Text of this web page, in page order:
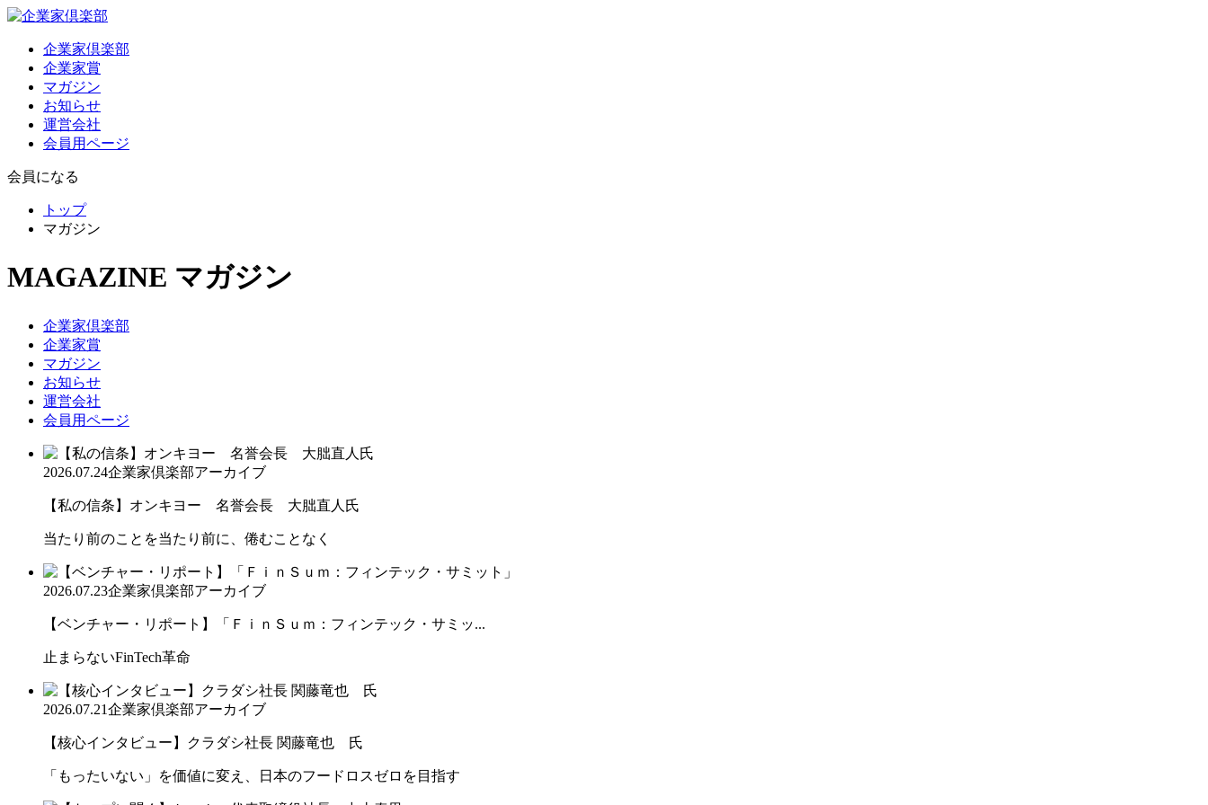
企業家倶楽部
企業家賞
マガジン
お知らせ
運営会社
会員用ページ
会員になる
トップ
マガジン
MAGAZINE マガジン
企業家倶楽部
企業家賞
マガジン
お知らせ
運営会社
会員用ページ
2026.07.24企業家倶楽部アーカイブ
【私の信条】オンキヨー 名誉会長 大朏直人氏
当たり前のことを当たり前に、倦むことなく
2026.07.23企業家倶楽部アーカイブ
【ベンチャー・リポート】「ＦｉｎＳｕｍ：フィンテック・サミッ...
止まらないFinTech革命
2026.07.21企業家倶楽部アーカイブ
【核心インタビュー】クラダシ社長 関藤竜也 氏
「もったいない」を価値に変え、日本のフードロスゼロを目指す